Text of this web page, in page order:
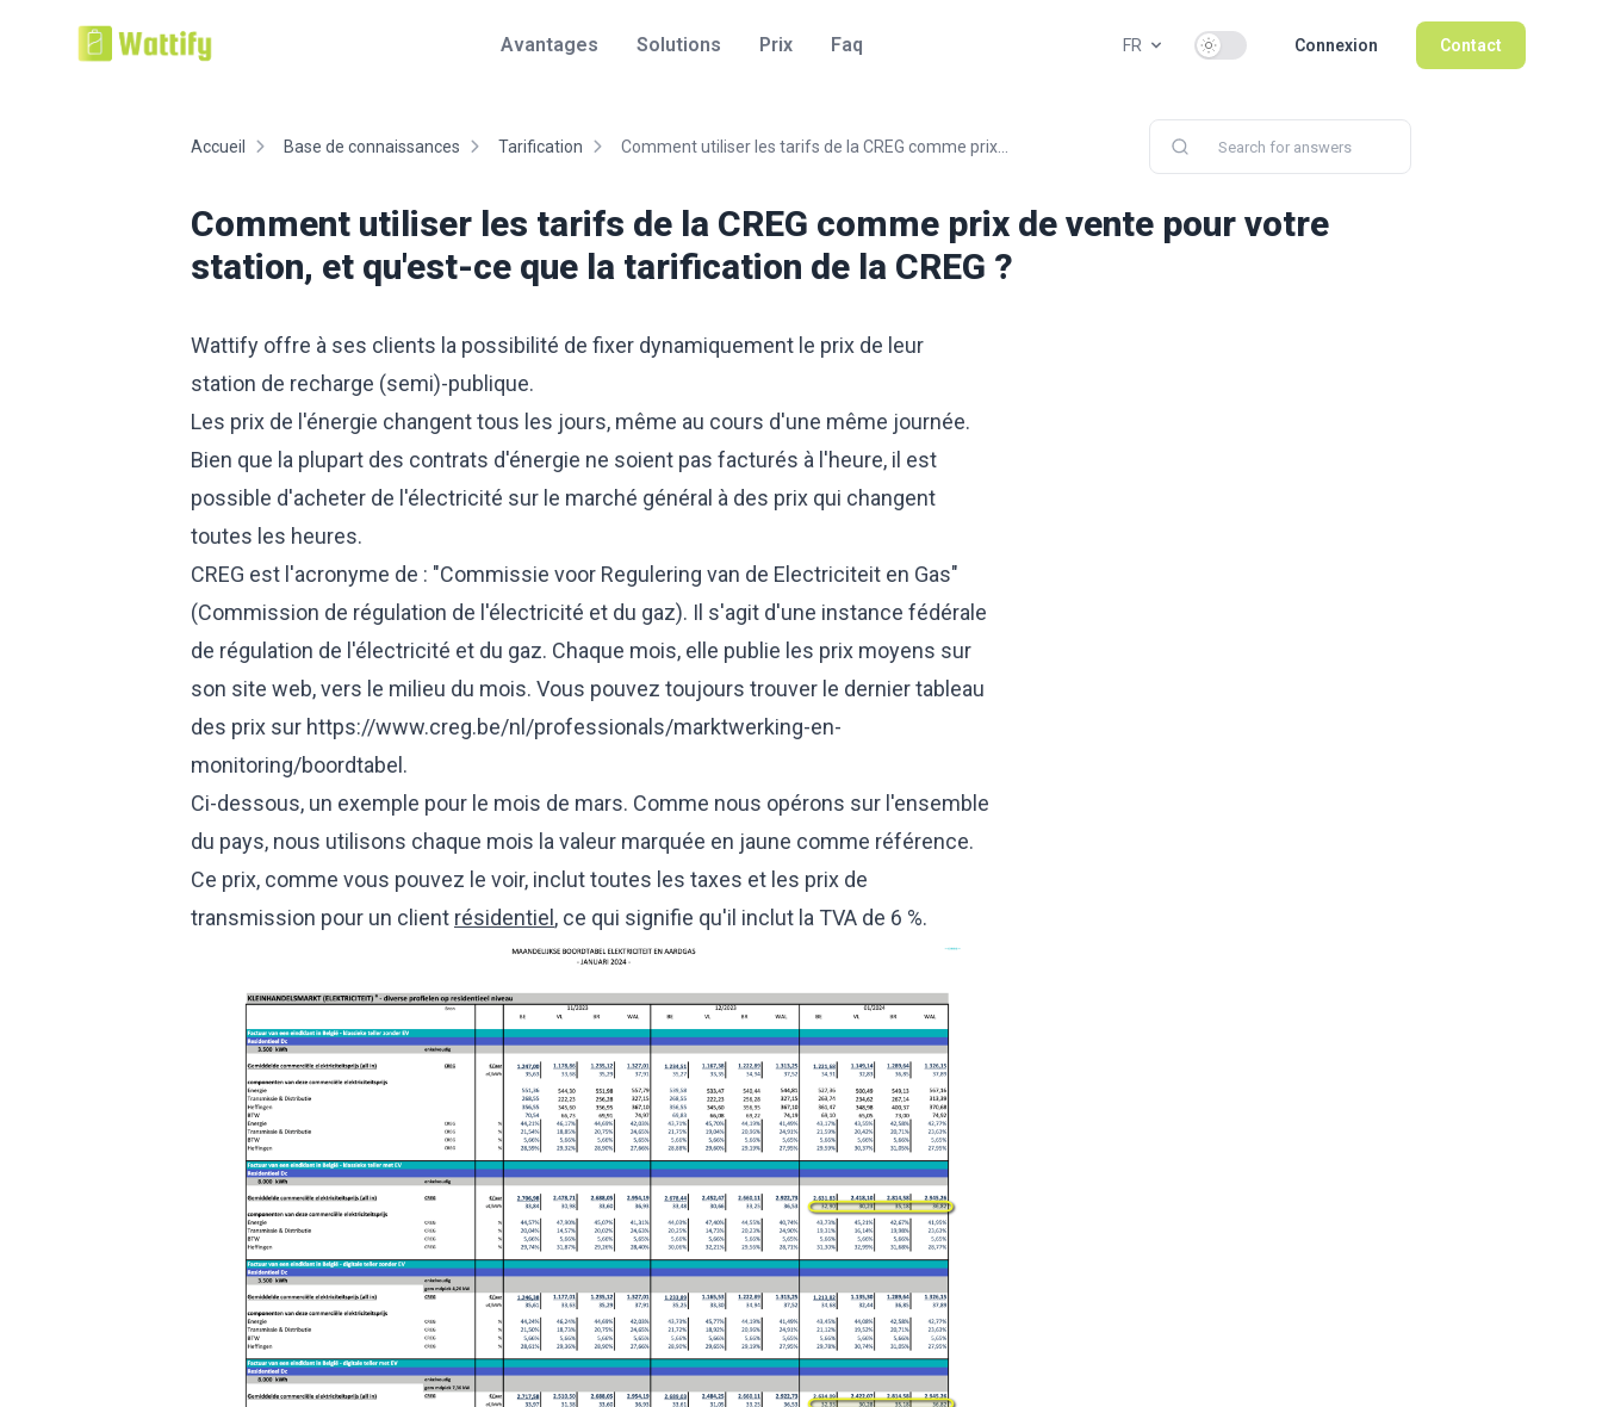
Avantages Solutions Prix Faq FR Use setting Connexion Contact
Accueil Base de connaissances Tarification Comment utiliser les tarifs de la CREG comme prix...
Comment utiliser les tarifs de la CREG comme prix de vente pour votre
station, et qu'est-ce que la tarification de la CREG ?
Wattify offre à ses clients la possibilité de fixer dynamiquement le prix de leur
station de recharge (semi)-publique.
Les prix de l'énergie changent tous les jours, même au cours d'une même journée.
Bien que la plupart des contrats d'énergie ne soient pas facturés à l'heure, il est
possible d'acheter de l'électricité sur le marché général à des prix qui changent
toutes les heures.
CREG est l'acronyme de : "Commissie voor Regulering van de Electriciteit en Gas"
(Commission de régulation de l'électricité et du gaz). Il s'agit d'une instance fédérale
de régulation de l'électricité et du gaz. Chaque mois, elle publie les prix moyens sur
son site web, vers le milieu du mois. Vous pouvez toujours trouver le dernier tableau
des prix sur https://www.creg.be/nl/professionals/marktwerking-en-
monitoring/boordtabel .
Ci-dessous, un exemple pour le mois de mars. Comme nous opérons sur l'ensemble
du pays, nous utilisons chaque mois la valeur marquée en jaune comme référence.
Ce prix, comme vous pouvez le voir, inclut toutes les taxes et les prix de
transmission pour un client résidentiel , ce qui signifie qu'il inclut la TVA de 6 %.